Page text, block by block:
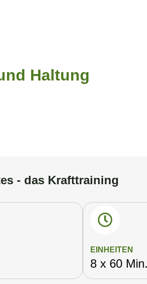
Haltung
- das Krafttraining
EINHEITEN
8 x 60 Min.